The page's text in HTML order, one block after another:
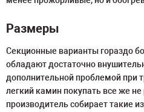
Размеры
Секционные варианты гораздо
обладают достаточно
дополнительной проблемой при
легкий камин покупать все же
производитель собирает такие